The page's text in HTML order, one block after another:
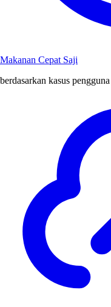
Makanan Cepat Saji
berdasarkan kasus pengguna